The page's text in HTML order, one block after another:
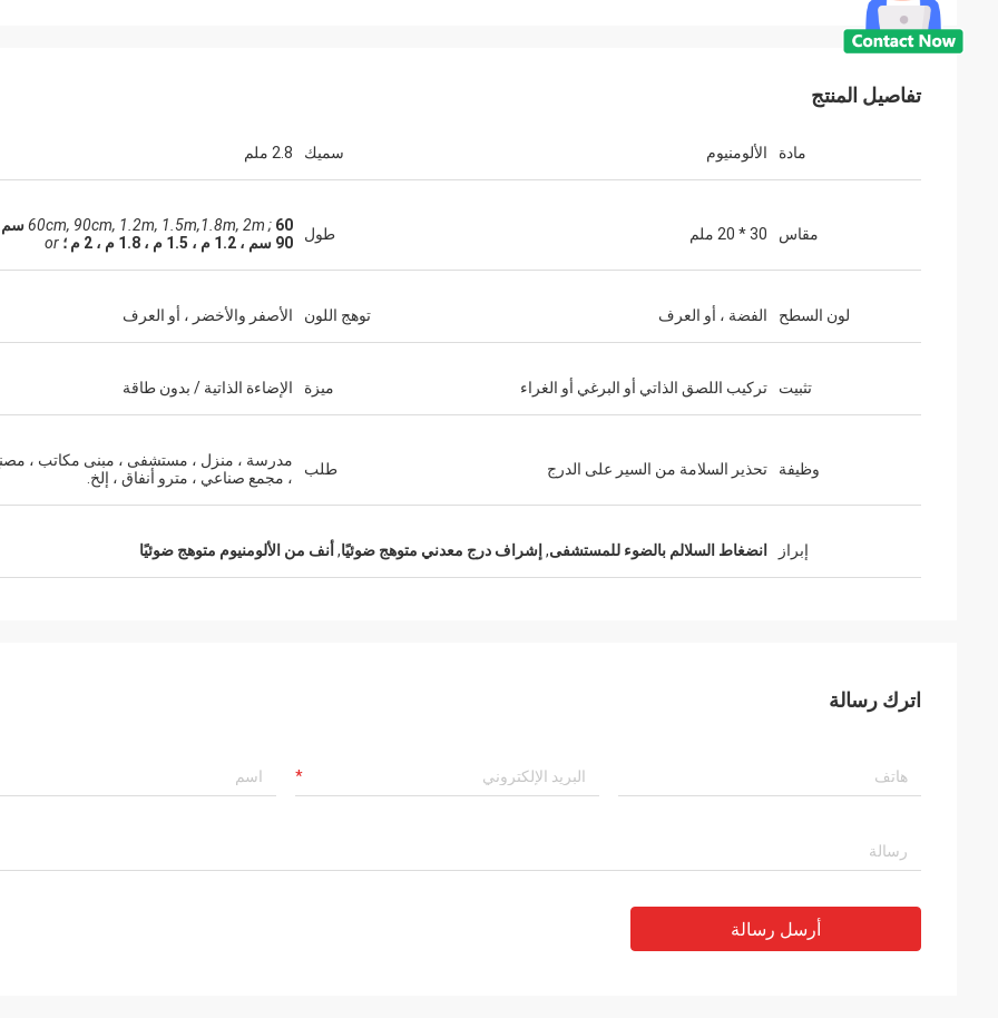
تفاصيل المنتج
مادة الألومنيوم سميك 2.8 ملم
مقاس 30 * 20 ملم طول 60cm, 90cm, 1.2m, 1.5m,1.8m, 2m ;
60
90 سم ، 1.2 م ، 1.5 م ، 1.8 م ، 2 م ؛
or
لون السطح الفضة ، أو العرف توهج اللون الأصفر والأخضر ، أو العرف
تثبيت تركيب اللصق الذاتي أو البرغي أو الغراء ميزة الإضاءة الذاتية / بدون طاقة
وظيفة تحذير السلامة من السير على الدرج طلب
مدرسة ، منزل ، مستشفى ، مبنى مكاتب ،
، مجمع صناعي ، مترو أنفاق ، إلخ.
إبراز انضغاط السلالم بالضوء للمستشفى, إشراف درج معدني متوهج ضوئيًا, أنف من الألومنيوم متوهج ضوئيًا
اترك رسالة
أرسل رسالة